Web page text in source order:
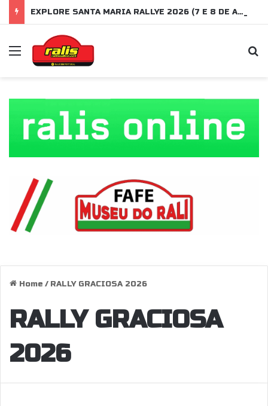
EXPLORE SANTA MARIA RALLYE 2026 (7 E 8 DE AGOSTO)
Menu
Home / RALLY GRACIOSA 2026
RALLY GRACIOSA
2026